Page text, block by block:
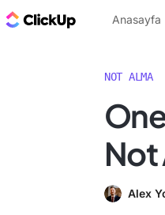
ClickUp Blog
Anasayfa
NOT ALMA
Not
Alex